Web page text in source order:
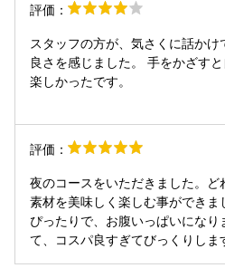
ルの黒砂糖やウベ、ちんすこうと
ーの品揃えが良かったりして、色
かったです！
評価：
スタッフの方が、気さくに話か
良さを感じました。 手をかざす
楽しかったです。
評価：
夜のコースをいただきました。
素材を美味しく楽しむ事ができ
ぴったりで、お腹いっぱいにな
て、コスパ良すぎてびっくりしま